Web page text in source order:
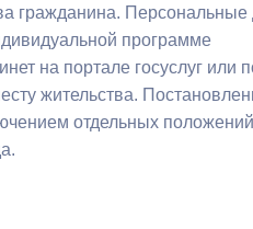
чрезвычайных ситуациях
Незаконное строительство
Информация финансового
гражданина.
программе
на портале госуслуг или
жительства.
отдельных